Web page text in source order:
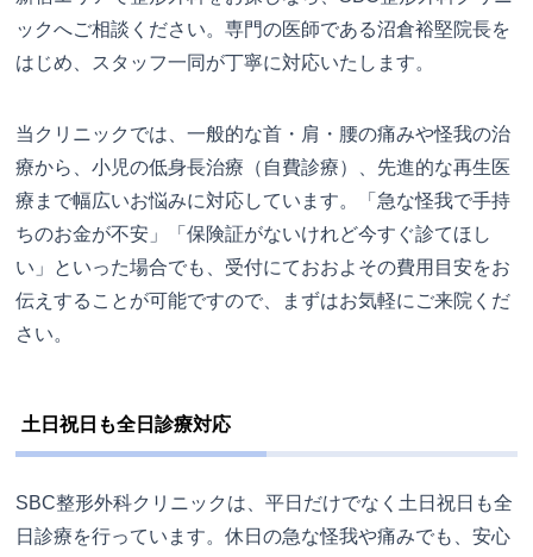
ックへご相談ください。専門の医師である沼倉裕堅院長を
はじめ、スタッフ一同が丁寧に対応いたします。
当クリニックでは、一般的な首・肩・腰の痛みや怪我の治
療から、小児の低身長治療（自費診療）、先進的な再生医
療まで幅広いお悩みに対応しています。「急な怪我で手持
ちのお金が不安」「保険証がないけれど今すぐ診てほし
い」といった場合でも、受付にておおよその費用目安をお
伝えすることが可能ですので、まずはお気軽にご来院くだ
さい。
土日祝日も全日診療対応
SBC整形外科クリニックは、平日だけでなく土日祝日も全
日診療を行っています。休日の急な怪我や痛みでも、安心